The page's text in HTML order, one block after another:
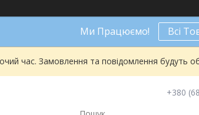
Ми Працюємо! Всі
час. Замовлення та повідомлення будуть
+380